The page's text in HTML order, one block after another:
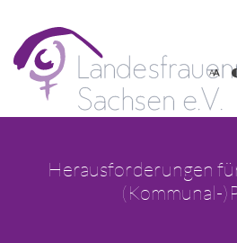
Herausforderungen
(Kommunal-